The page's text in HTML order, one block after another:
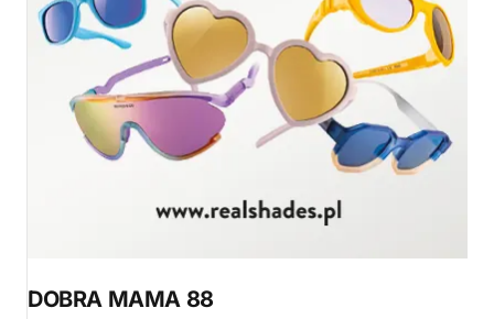
DOBRA MAMA 88